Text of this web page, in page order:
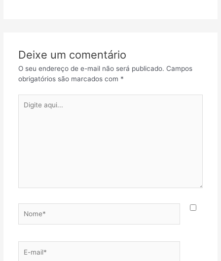
Deixe um comentário
O seu endereço de e-mail não será publicado. Campos
obrigatórios são marcados com *
aqui...
mail*